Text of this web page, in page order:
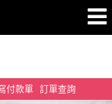
付款單 訂單查詢